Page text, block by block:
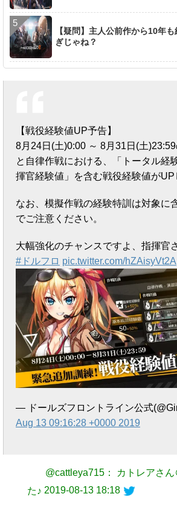
【疑問】主人公前作から10年
ぎじゃね？
【戦役経験値UP予告】
8月24日(土)0:00 ～ 8月31日(土
と自律作戦における、「トータル経
揮官経験値」を含む戦役経験値がUP
なお、模擬作戦の経験特訓は対象に
でご注意ください。
大幅強化のチャンスですよ、指揮官
#ドルフロ pic.twitter.com/hZAisyVt2A
— ドールズフロントライン公式
Aug 13 09:16:28 +0000 2019
@cattleya715： カトレアさ
た♪ 2019-08-13 18:18